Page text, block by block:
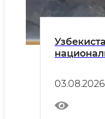
03.08.2026